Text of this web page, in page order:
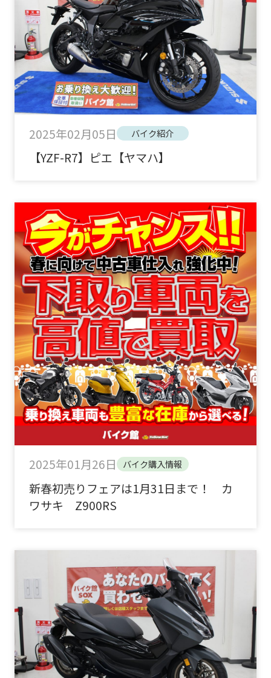
2025年02月05日 バイク紹介
【YZF-R7】ピエ【ヤマハ】
2025年01月26日 バイク購入情報
新春初売りフェアは1月31日まで！ カ
ワサキ Z900RS